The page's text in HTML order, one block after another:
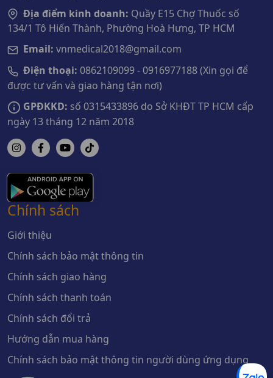
Địa điểm kinh doanh: Quầy E15 Chợ Thuốc số
134/1 Tô Hiến Thành, Phường Hoà Hưng, TP HCM
Email: vnmedical2018@gmail.com
Điện thoại: 0862109099 - 0916977188 (Xin gọi để
được tư vấn và giao hàng tận nơi)
GPĐKKD: số 0315433896 do Sở KHĐT TP HCM cấp
ngày 13 tháng 12 năm 2018
Chính sách
Giới thiệu
Chính sách bảo mật thông tin
Chính sách giao hàng
Chính sách thanh toán
Chính sách đổi trả
Hướng dẫn mua hàng
Chính sách bảo mật thông tin người dùng ứng dụng